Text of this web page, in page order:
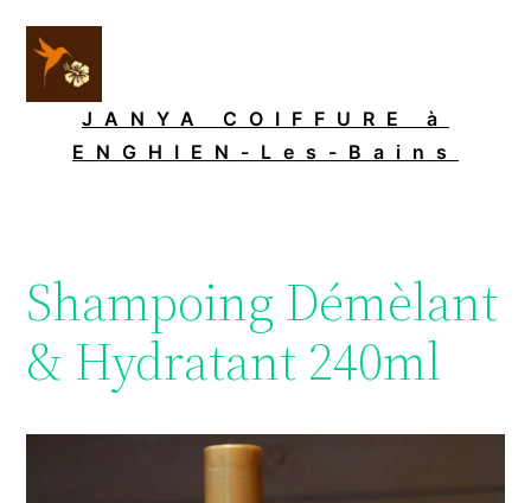
contenu
JANYA COIFFURE à
ENGHIEN-Les-Bains
Shampoing Démèlant
& Hydratant 240ml